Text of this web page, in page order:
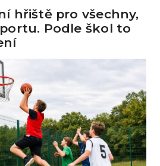
hřiště pro všechny,
Podle škol to